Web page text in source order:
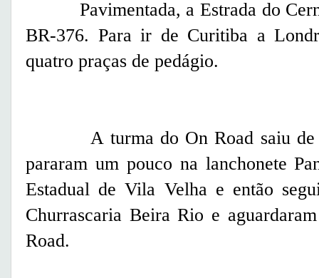
Pavimentada, a Estrada do
BR-376. Para ir de Curitiba a
quatro praças de pedágio.
A turma do On Road saiu de
pararam um pouco na lanchonete
Estadual de Vila Velha e então
Churrascaria Beira Rio e
Road.